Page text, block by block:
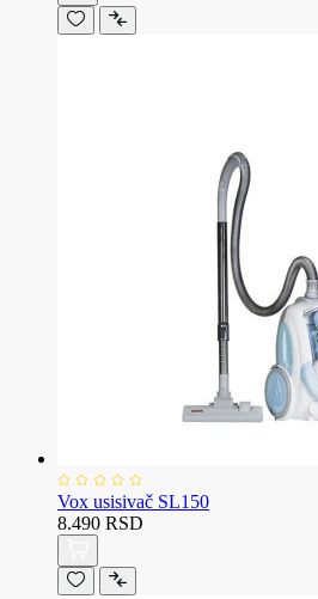
Vox usisivač SL150
8.490 RSD